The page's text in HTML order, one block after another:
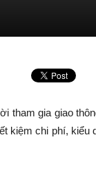
tham gia giao
kiệm chi phí, kiểu